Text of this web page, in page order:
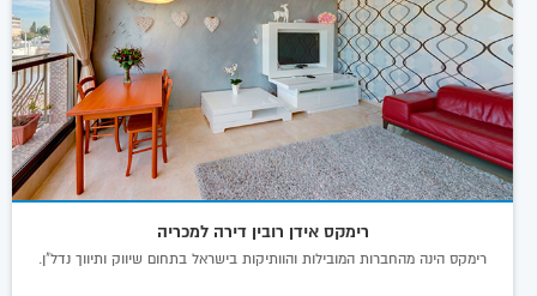
רימקס אידן רובין דירה למכריה
רימקס הינה מהחברות המובילות והוותיקות בישראל בתחום שיווק ותיווך נדל"ן.